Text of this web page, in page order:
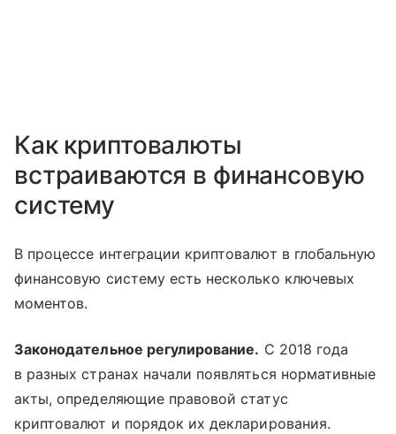
Как криптовалюты
встраиваются в финансовую
систему
В процессе интеграции криптовалют в глобальную
финансовую систему есть несколько ключевых
моментов.
Законодательное регулирование. С 2018 года
в разных странах начали появляться нормативные
акты, определяющие правовой статус
криптовалют и порядок их декларирования.